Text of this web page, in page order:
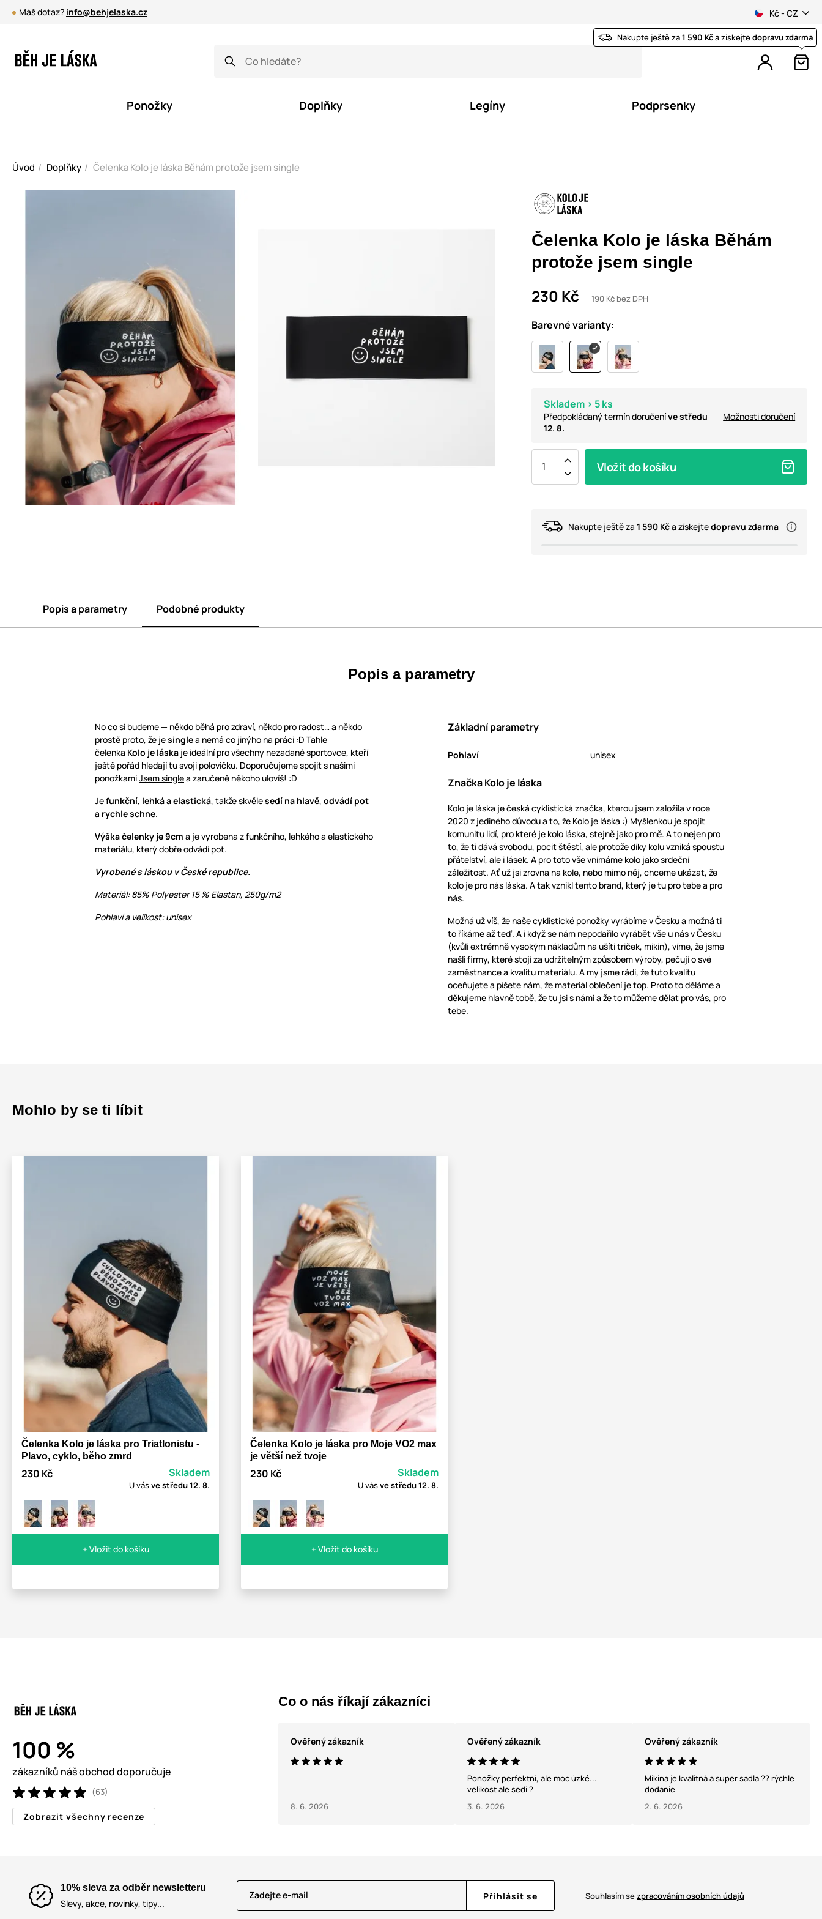
Máš dotaz? info@behjelaska.cz Kč - CZ
Nakupte ještě za1 590 Kča získejtedopravu zdarma
Ponožky Doplňky Legíny Podprsenky
Úvod Doplňky Čelenka Kolo je láska Běhám protože jsem single
Čelenka Kolo je láska Běhám
protože jsem single
230 Kč 190 Kč bez DPH
Barevné varianty:
Skladem > 5 ks
Předpokládaný termín doručeníve středu
12. 8.
Možnosti doručení
Vložit do košíku
Nakupte ještě za 1 590 Kča získejtedopravu zdarma
Popis a parametry Podobné produkty
Popis a parametry
No co si budeme — někdo běhá pro zdraví, někdo pro radost… a někdo
prostě proto, že jesinglea nemá co jinýho na práci :D Tahle
čelenka Kolo je láska je ideální pro všechny nezadané sportovce, kteří
ještě pořád hledají tu svoji polovičku. Doporučujeme spojit s našimi
ponožkamiJsem singlea zaručeně někoho ulovíš! :D
Jefunkční, lehká a elastická, takže skvělesedí na hlavě, odvádí pot
a rychle schne.
Výška čelenky je 9cm a je vyrobena z funkčního, lehkého a elastického
materiálu, který dobře odvádí pot.
Vyrobené s láskou v České republice.
Materiál: 85% Polyester 15 % Elastan, 250g/m2
Pohlaví a velikost: unisex
Základní parametry
Pohlaví unisex
Značka Kolo je láska
Kolo je láska je česká cyklistická značka, kterou jsem založila v roce
2020 z jediného důvodu a to, že Kolo je láska :) Myšlenkou je spojit
komunitu lidí, pro které je kolo láska, stejně jako pro mě. A to nejen pro
to, že ti dává svobodu, pocit štěstí, ale protože díky kolu vzniká spoustu
přátelství, ale i lásek. A pro toto vše vnímáme kolo jako srdeční
záležitost. Ať už jsi zrovna na kole, nebo mimo něj, chceme ukázat, že
kolo je pro nás láska. A tak vznikl tento brand, který je tu pro tebe a pro
nás.
Možná už víš, že naše cyklistické ponožky vyrábíme v Česku a možná ti
to říkáme až teď. A i když se nám nepodařilo vyrábět vše u nás v Česku
(kvůli extrémně vysokým nákladům na ušíti triček, mikin), víme, že jsme
našli firmy, které stojí za udržitelným způsobem výroby, pečují o své
zaměstnance a kvalitu materiálu. A my jsme rádi, že tuto kvalitu
oceňujete a píšete nám, že materiál oblečení je top. Proto to děláme a
děkujeme hlavně tobě, že tu jsi s námi a že to můžeme dělat pro vás, pro
tebe.
Mohlo by se ti líbit
Čelenka Kolo je láska pro Triatlonistu -
Plavo, cyklo, běho zmrd
230 Kč Skladem
U vásve středu12. 8.
+ Vložit do košíku
Čelenka Kolo je láska pro Moje VO2 max
je větší než tvoje
230 Kč Skladem
U vásve středu12. 8.
+ Vložit do košíku
100 %
zákazníků náš obchod doporučuje
(63)
Zobrazit všechny recenze
Co o nás říkají zákazníci
Ověřený zákazník
8. 6. 2026
Ověřený zákazník
Ponožky perfektní, ale moc úzké...
velikost ale sedí ?
3. 6. 2026
Ověřený zákazník
Mikina je kvalitná a super sadla ?? rýchle
dodanie
2. 6. 2026
10% sleva za odběr newsletteru
Slevy, akce, novinky, tipy...
Zadejte e-mail Přihlásit se Souhlasím sezpracováním osobních údajů